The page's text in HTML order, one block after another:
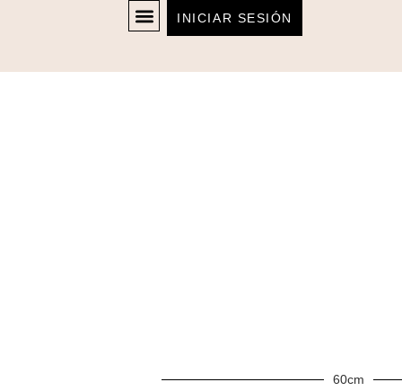
INICIAR SESIÓN
60cm